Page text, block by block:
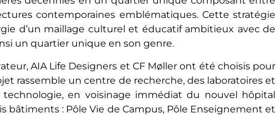
contemporaines emblématiques. Cette stratégie
d’un maillage culturel et éducatif ambitieux avec de
un quartier unique en son genre.
AIA Life Designers et CF Møller ont été choisis pour
rassemble un centre de recherche, des laboratoires et
en voisinage immédiat du nouvel hôpital
bâtiments : Pôle Vie de Campus, Pôle Enseignement et